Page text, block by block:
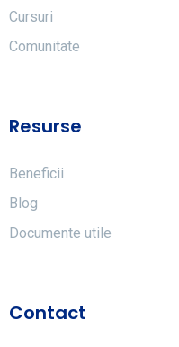
Cursuri
Comunitate
Resurse
Beneficii
Blog
Documente utile
Contact